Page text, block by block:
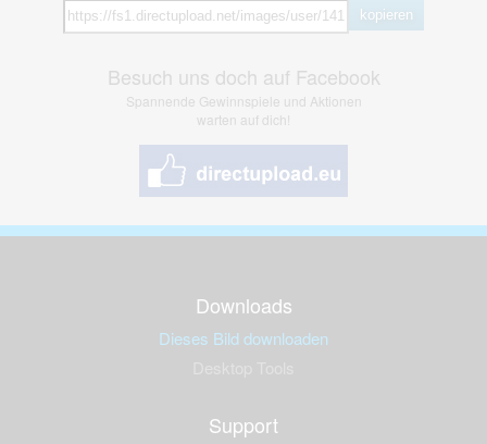
kopieren
Besuch uns doch auf Facebook
Spannende Gewinnspiele und Aktionen
warten auf dich!
Downloads
Dieses Bild downloaden
Support